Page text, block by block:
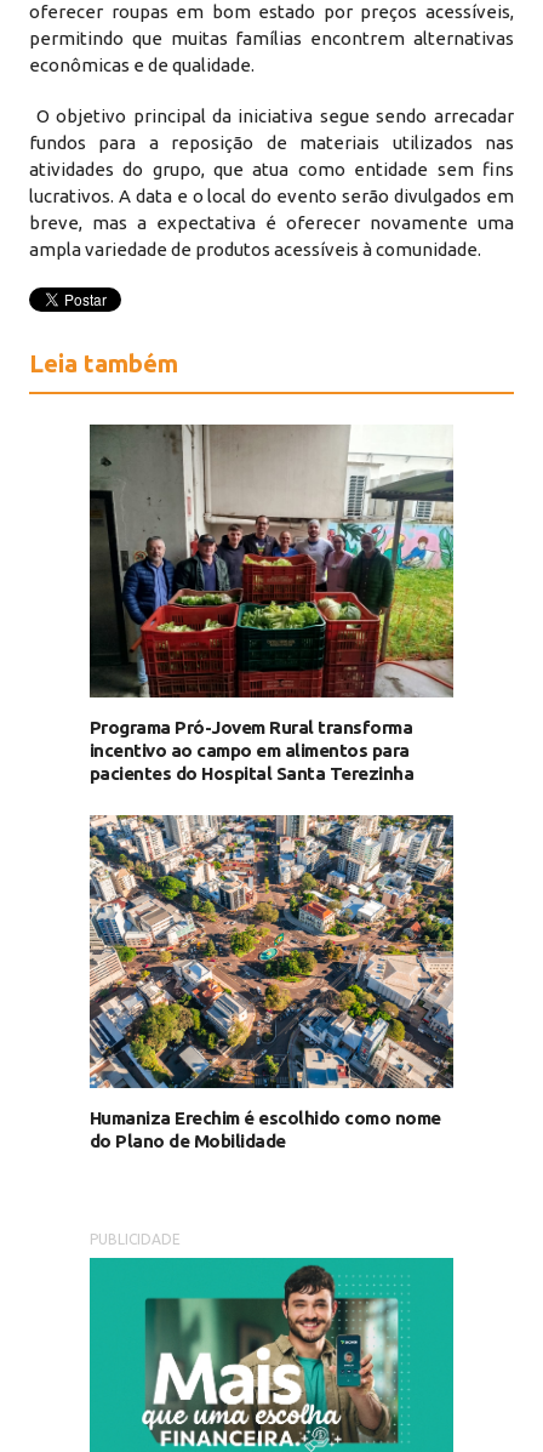
oferecer roupas em bom estado por preços acessíveis,
permitindo que muitas famílias encontrem alternativas
econômicas e de qualidade.
O objetivo principal da iniciativa segue sendo arrecadar
fundos para a reposição de materiais utilizados nas
atividades do grupo, que atua como entidade sem fins
lucrativos. A data e o local do evento serão divulgados em
breve, mas a expectativa é oferecer novamente uma
ampla variedade de produtos acessíveis à comunidade.
Leia também
Programa Pró-Jovem Rural transforma
incentivo ao campo em alimentos para
pacientes do Hospital Santa Terezinha
Humaniza Erechim é escolhido como nome
do Plano de Mobilidade
PUBLICIDADE